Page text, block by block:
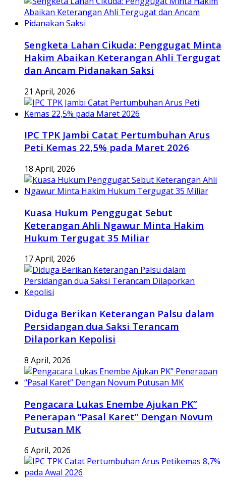
Sengketa Lahan Cikuda: Penggugat Minta
Hakim Abaikan Keterangan Ahli Tergugat
dan Ancam Pidanakan Saksi
21 April, 2026
IPC TPK Jambi Catat Pertumbuhan Arus
Peti Kemas 22,5% pada Maret 2026
18 April, 2026
Kuasa Hukum Penggugat Sebut
Keterangan Ahli Ngawur Minta Hakim
Hukum Tergugat 35 Miliar
17 April, 2026
Diduga Berikan Keterangan Palsu dalam
Persidangan dua Saksi Terancam
Dilaporkan Kepolisi
8 April, 2026
Pengacara Lukas Enembe Ajukan PK”
Penerapan “Pasal Karet” Dengan Novum
Putusan MK
6 April, 2026